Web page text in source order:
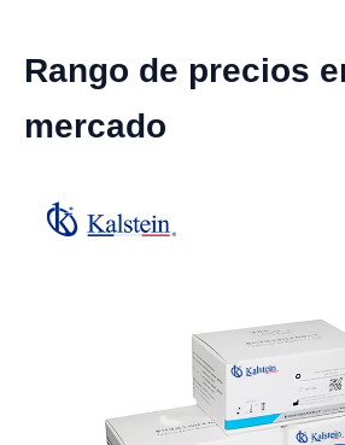
Rango de precios
mercado